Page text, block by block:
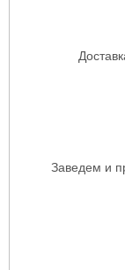
Заведем и